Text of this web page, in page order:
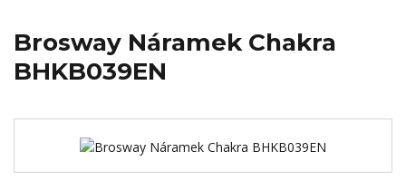
Brosway Náramek Chakra
BHKB039EN